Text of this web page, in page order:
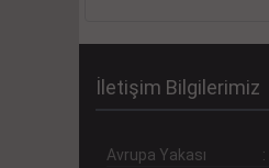
İletişim Bilgilerimiz
Avrupa Yakası :